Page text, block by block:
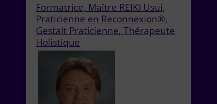
Formatrice, Maître REIKI Usui,
Praticienne en Reconnexion®,
Gestalt Praticienne, Thérapeute
Holistique